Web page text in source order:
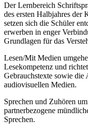
Der Lernbereich
des ersten Halbjahres der
setzen sich die Schüler
erwerben in enger
Grundlagen für das
Lesen/Mit Medien
Lesekompetenz und
Gebrauchstexte sowie die
audiovisuellen Medien.
Sprechen und Zuhören
partnerbezogene
Sprechen.